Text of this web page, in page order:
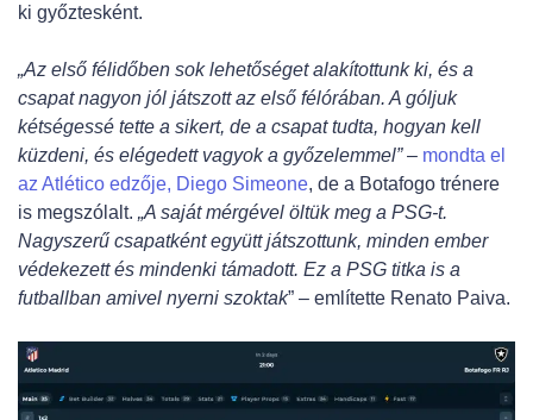
ki győztesként.
„Az első félidőben sok lehetőséget alakítottunk ki, és a
csapat nagyon jól játszott az első félórában. A góljuk
kétségessé tette a sikert, de a csapat tudta, hogyan kell
küzdeni, és elégedett vagyok a győzelemmel”– mondta el
az Atlético edzője, Diego Simeone, de a Botafogo trénere
is megszólalt. „A saját mérgével öltük meg a PSG-t.
Nagyszerű csapatként együtt játszottunk, minden ember
védekezett és mindenki támadott. Ez a PSG titka is a
futballban amivel nyerni szoktak” – említette Renato Paiva.